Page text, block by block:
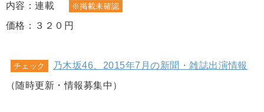
内容：連載
※掲載未確認
価格：３２０円
チェック
乃木坂46、2015年7月の新聞・雑誌出演情報
（随時更新・情報募集中）